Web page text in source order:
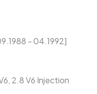
- 04.1992]
2.8 V6 Injection